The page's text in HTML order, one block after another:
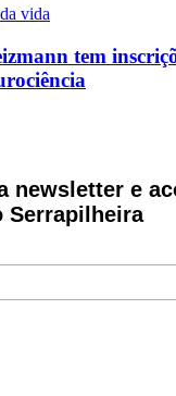
vida
tem
newsletter e
Serrapilheira